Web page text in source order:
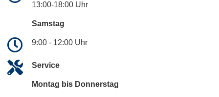
13:00-18:00 Uhr
Samstag
9:00 - 12:00 Uhr
Service
Montag bis Donnerstag